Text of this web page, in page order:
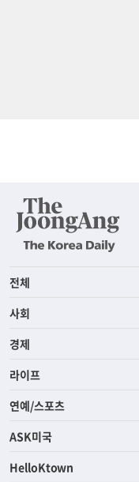
전체
사회
경제
라이프
연예/스포츠
ASK미국
HelloKtown